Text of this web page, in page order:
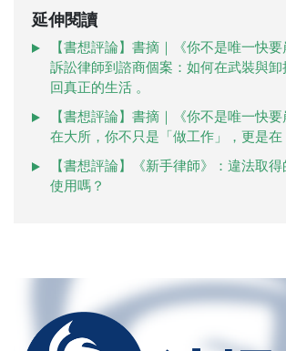
延伸閱讀
【書想評論】書摘｜《你不是唯一快
訴訟律師到諮商個案：如何在武裝與
回真正的生活 。
【書想評論】書摘｜《你不是唯一快要
在大所，你不只是「做工作」，更是在
【書想評論】《新手律師》：違法取
使用嗎？